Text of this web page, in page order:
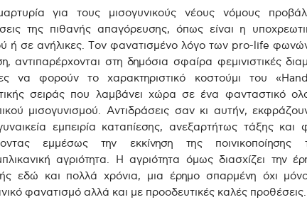
για τους μισογυνικούς νέους νόμους
της πιθανής απαγόρευσης, όπως είναι η
ή σε ανήλικες. Τον φανατισμένο λόγο των pro-life
αντιπαρέρχονται στη δημόσια σφαίρα φεμινιστικές
να φορούν το χαρακτηριστικό κοστούμι του
σειράς που λαμβάνει χώρα σε ένα φανταστικό
μισογυνισμού. Αντιδράσεις σαν κι αυτήν,
εμπειρία καταπίεσης, ανεξαρτήτως τάξης και
εμμέσως την εκκίνηση της
αγριότητα. Η αγριότητα όμως διασχίζει την
εδώ και πολλά χρόνια, μια έρημο σπαρμένη όχι
φανατισμό αλλά και με προοδευτικές καλές προθέσεις.